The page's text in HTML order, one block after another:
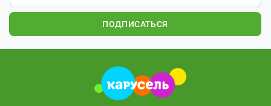
ПОДПИСАТЬСЯ